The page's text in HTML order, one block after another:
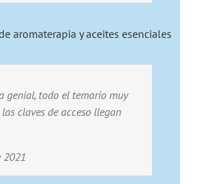
aromaterapia y aceites esenciales
genial, todo el temario muy
claves de acceso llegan
2021